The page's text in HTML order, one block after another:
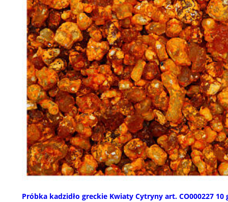
Próbka kadzidło greckie Kwiaty Cytryny art. CO000227 10